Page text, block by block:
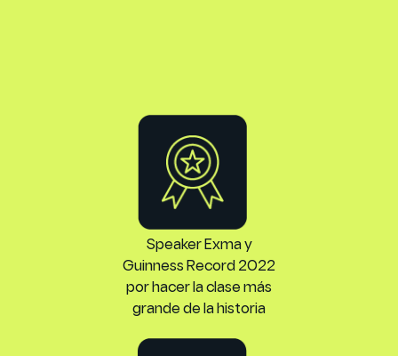
Speaker Exma y
Guinness Record 2022
por hacer la clase más
grande de la historia